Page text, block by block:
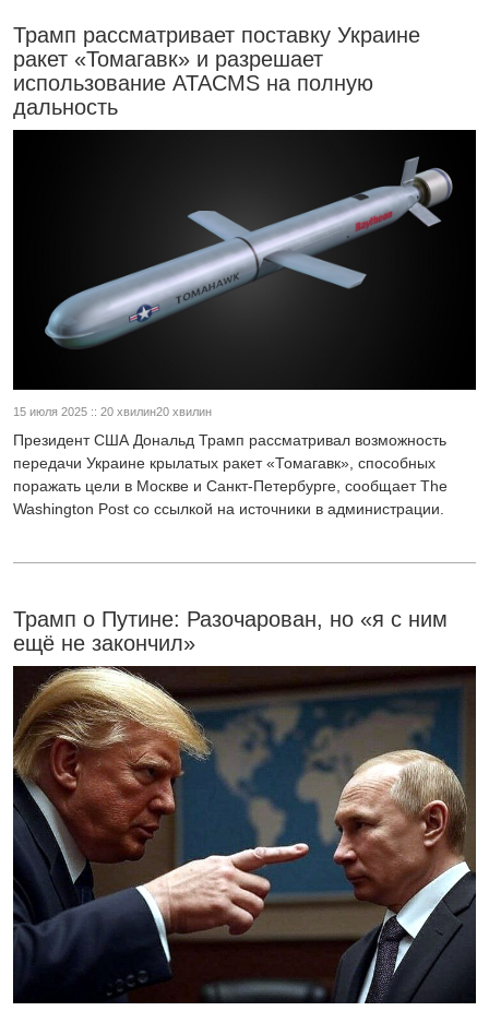
Трамп рассматривает поставку Украине
ракет «Томагавк» и разрешает
использование ATACMS на полную
дальность
15 июля 2025 :: 20 хвилин20 хвилин
Президент США Дональд Трамп рассматривал возможность
передачи Украине крылатых ракет «Томагавк», способных
поражать цели в Москве и Санкт-Петербурге, сообщает The
Washington Post со ссылкой на источники в администрации.
Трамп о Путине: Разочарован, но «я с ним
ещё не закончил»